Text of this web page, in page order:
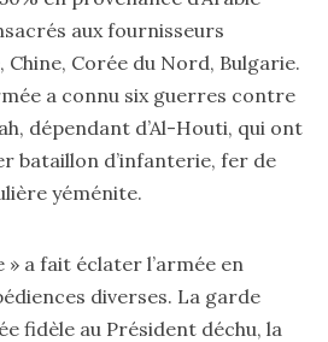
aux fournisseurs
Corée du Nord, Bulgarie.
a connu six guerres contre
dépendant d’Al-Houti, qui ont
bataillon d’infanterie, fer de
yéménite.
a fait éclater l’armée en
diverses. La garde
fidèle au Président déchu, la